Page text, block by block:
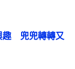
　兜兜轉轉又